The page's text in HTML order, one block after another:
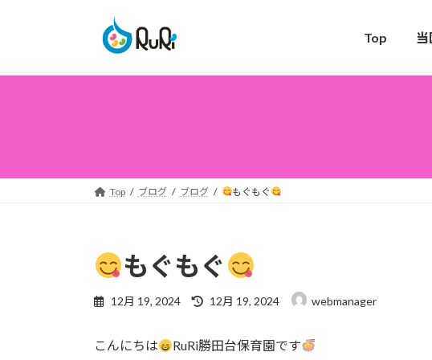
プ
動
Top
Top ブログ ブログ もぐもぐ
もぐもぐ
12月 19, 2024
最
新
12月 19, 2024 webmanager
こんにちは RuRi勝田台保育園です